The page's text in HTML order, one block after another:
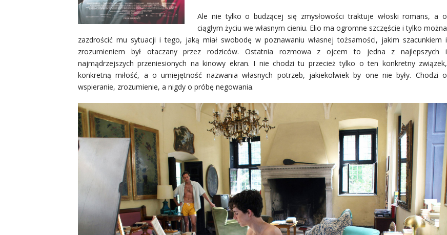
Ale nie tylko o budzącej się zmysłowości traktuje włoski romans, a o
ciągłym życiu we własnym cieniu. Elio ma ogromne szczęście i tylko można
zazdrościć mu sytuacji i tego, jaką miał swobodę w poznawaniu własnej tożsamości, jakim szacunkiem i
zrozumieniem był otaczany przez rodziców. Ostatnia rozmowa z ojcem to jedna z najlepszych i
najmądrzejszych przeniesionych na kinowy ekran. I nie chodzi tu przecież tylko o ten konkretny związek,
konkretną miłość, a o umiejętność nazwania własnych potrzeb, jakiekolwiek by one nie były. Chodzi o
wspieranie, zrozumienie, a nigdy o próbę negowania.